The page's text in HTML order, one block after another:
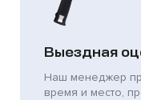
Выездная
Наш менеджер
время и место,